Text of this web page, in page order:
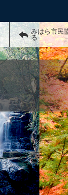
みはら市民
る